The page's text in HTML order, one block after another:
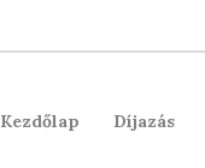
Kezdőlap Díjazás